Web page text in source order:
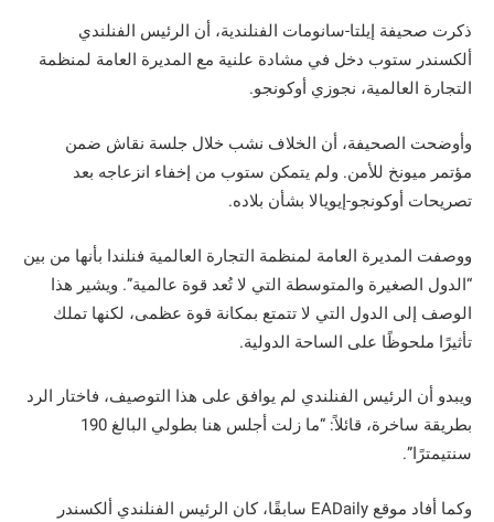
ذكرت صحيفة إيلتا-سانومات الفنلندية، أن الرئيس الفنلندي
ألكسندر ستوب دخل في مشادة علنية مع المديرة العامة لمنظمة
التجارة العالمية، نجوزي أوكونجو.
وأوضحت الصحيفة، أن الخلاف نشب خلال جلسة نقاش ضمن
مؤتمر ميونخ للأمن. ولم يتمكن ستوب من إخفاء انزعاجه بعد
تصريحات أوكونجو-إيويالا بشأن بلاده.
ووصفت المديرة العامة لمنظمة التجارة العالمية فنلندا بأنها من بين
“الدول الصغيرة والمتوسطة التي لا تُعد قوة عالمية”. ويشير هذا
الوصف إلى الدول التي لا تتمتع بمكانة قوة عظمى، لكنها تملك
تأثيرًا ملحوظًا على الساحة الدولية.
ويبدو أن الرئيس الفنلندي لم يوافق على هذا التوصيف، فاختار الرد
بطريقة ساخرة، قائلاً: “ما زلت أجلس هنا بطولي البالغ 190
سنتيمترًا”.
وكما أفاد موقع EADaily سابقًا، كان الرئيس الفنلندي ألكسندر